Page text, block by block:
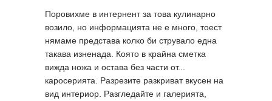
Поровихме в интернент за това кулинарно
возило, но информацията не е много, тоест
нямаме представа колко би струвало една
такава изненада. Която в крайна сметка
вижда ножа и остава без части от...
каросерията. Разрезите разкриват вкусен на
вид интериор. Разгледайте и галерията,